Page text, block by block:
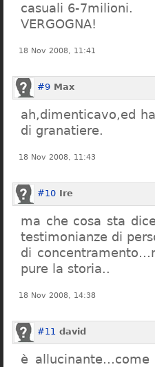
casuali 6-7milioni.
VERGOGNA!
18 Nov 2008, 11:41
#9 Max
ah,dimenticavo,ed
di granatiere.
18 Nov 2008, 11:43
#10 Ire
ma che cosa sta
testimonianze di
di
pure la storia..
18 Nov 2008, 14:38
#11 david
è